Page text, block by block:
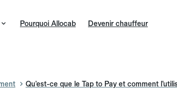
Pourquoi Allocab Devenir chauffeur
Qu’est-ce que le Tap to Pay et comment